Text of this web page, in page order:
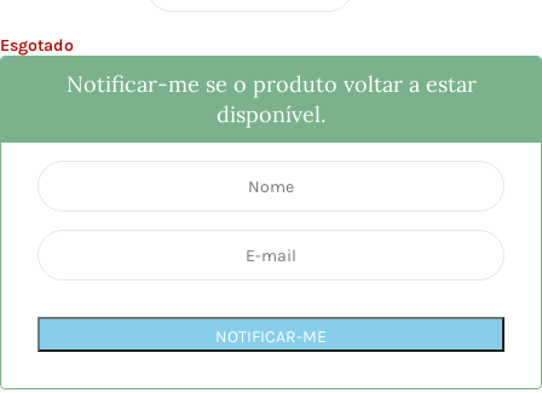
Esgotado
Notificar-me se o produto voltar a estar
disponível.
NOTIFICAR-ME